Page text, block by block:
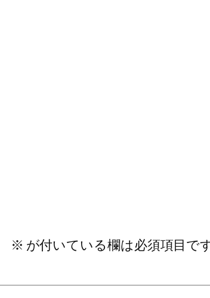
※ が付いている欄は必須項目で